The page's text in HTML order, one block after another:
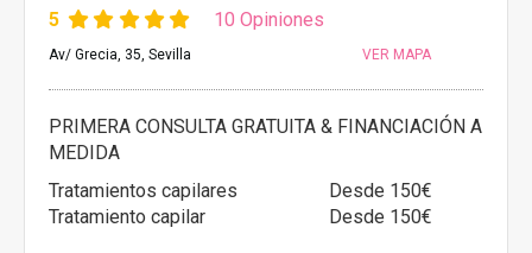
5 10 Opiniones
Av/ Grecia, 35, Sevilla VER MAPA
PRIMERA CONSULTA GRATUITA & FINANCIACIÓN A
MEDIDA
Tratamientos capilares
Desde 150€
Tratamiento capilar
Desde 150€